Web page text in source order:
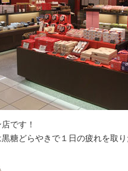
です！
糖どらやきで１日の疲れを取